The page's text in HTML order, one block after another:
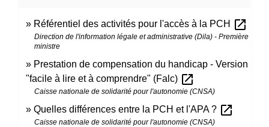
Référentiel des activités pour l'accès à la PCH open_in_new
Direction de l'information légale et administrative (Dila) - Première
ministre
Prestation de compensation du handicap - Version
"facile à lire et à comprendre" (Falc) open_in_new
Caisse nationale de solidarité pour l'autonomie (CNSA)
Quelles différences entre la PCH et l'APA ? open_in_new
Caisse nationale de solidarité pour l'autonomie (CNSA)